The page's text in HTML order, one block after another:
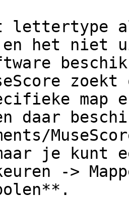
lettertype
en het niet
zoekt
map
daar
maar je kunt
->